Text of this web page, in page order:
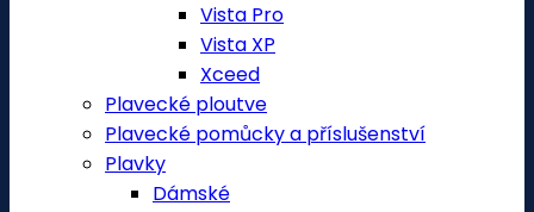
Vista Pro
Vista XP
Xceed
Plavecké ploutve
Plavecké pomůcky a příslušenství
Plavky
Dámské